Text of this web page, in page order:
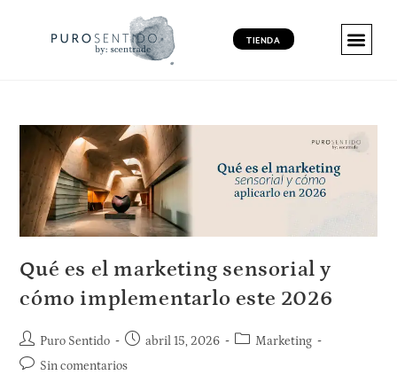
TIENDA
Qué es el marketing sensorial y
cómo implementarlo este 2026
Puro Sentido abril 15, 2026
Marketing
Sin comentarios